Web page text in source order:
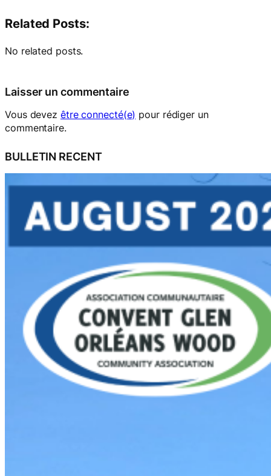
Related Posts:
No related posts.
Laisser un commentaire
Vous devez être connecté(e) pour rédiger un
commentaire.
BULLETIN RECENT